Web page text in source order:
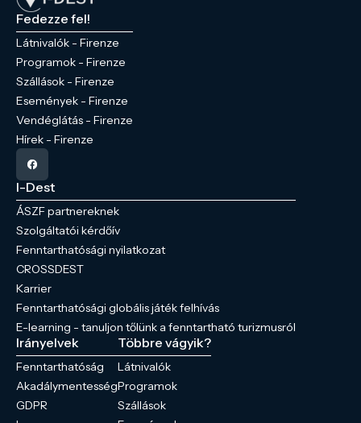
Fedezze fel!
Látnivalók - Firenze
Programok - Firenze
Szállások - Firenze
Események - Firenze
Vendéglátás - Firenze
Hírek - Firenze
I-Dest
ÁSZF partnereknek
Szolgáltatói kérdőív
Fenntarthatósági nyilatkozat
CROSSDEST
Karrier
Fenntarthatósági globális játék felhívás
E-learning - tanuljon tőlünk a fenntartható turizmusról
Irányelvek
Fenntarthatóság
Akadálymentesség
GDPR
Többre vágyik?
Látnivalók
Programok
Szállások